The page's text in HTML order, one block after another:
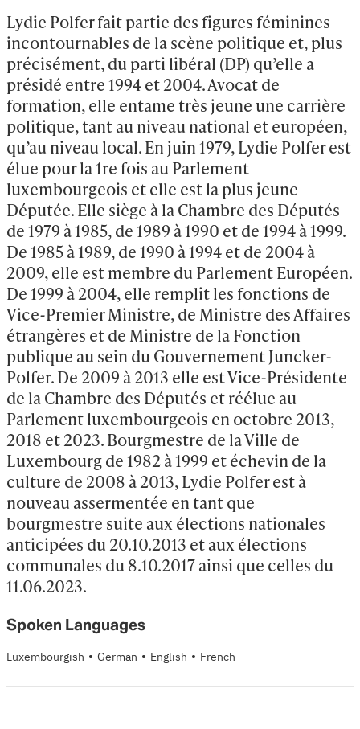
Lydie Polfer fait partie des figures féminines
incontournables de la scène politique et, plus
précisément, du parti libéral (DP) qu’elle a
présidé entre 1994 et 2004. Avocat de
formation, elle entame très jeune une carrière
politique, tant au niveau national et européen,
qu’au niveau local. En juin 1979, Lydie Polfer est
élue pour la 1re fois au Parlement
luxembourgeois et elle est la plus jeune
Députée. Elle siège à la Chambre des Députés
de 1979 à 1985, de 1989 à 1990 et de 1994 à 1999.
De 1985 à 1989, de 1990 à 1994 et de 2004 à
2009, elle est membre du Parlement Européen.
De 1999 à 2004, elle remplit les fonctions de
Vice-Premier Ministre, de Ministre des Affaires
étrangères et de Ministre de la Fonction
publique au sein du Gouvernement Juncker-
Polfer. De 2009 à 2013 elle est Vice-Présidente
de la Chambre des Députés et réélue au
Parlement luxembourgeois en octobre 2013,
2018 et 2023. Bourgmestre de la Ville de
Luxembourg de 1982 à 1999 et échevin de la
culture de 2008 à 2013, Lydie Polfer est à
nouveau assermentée en tant que
bourgmestre suite aux élections nationales
anticipées du 20.10.2013 et aux élections
communales du 8.10.2017 ainsi que celles du
11.06.2023.
Spoken Languages
Luxembourgish · German · English · French